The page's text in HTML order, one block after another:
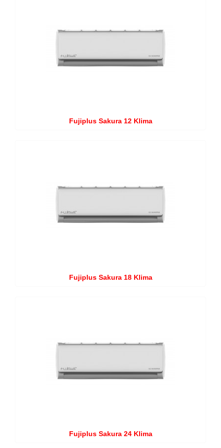
Fujiplus Sakura 12 Klima
Fujiplus Sakura 18 Klima
Fujiplus Sakura 24 Klima